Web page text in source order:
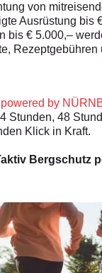
von
Ausrüstung bis
bis € 5.000,–
by
Stunden, 48
Klick in Kraft.
Bergschutz